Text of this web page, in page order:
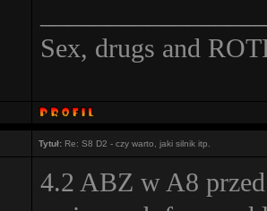
Sex, drugs and
Tytuł: Re: S8 D2 - czy warto, jaki silnik itp.
4.2 ABZ w A8